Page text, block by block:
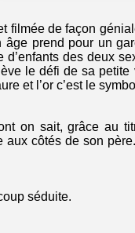
filmée de façon
prend pour un
des deux
le défi de sa
et l’or c’est le
on sait, grâce au
aux côtés de son
séduite.